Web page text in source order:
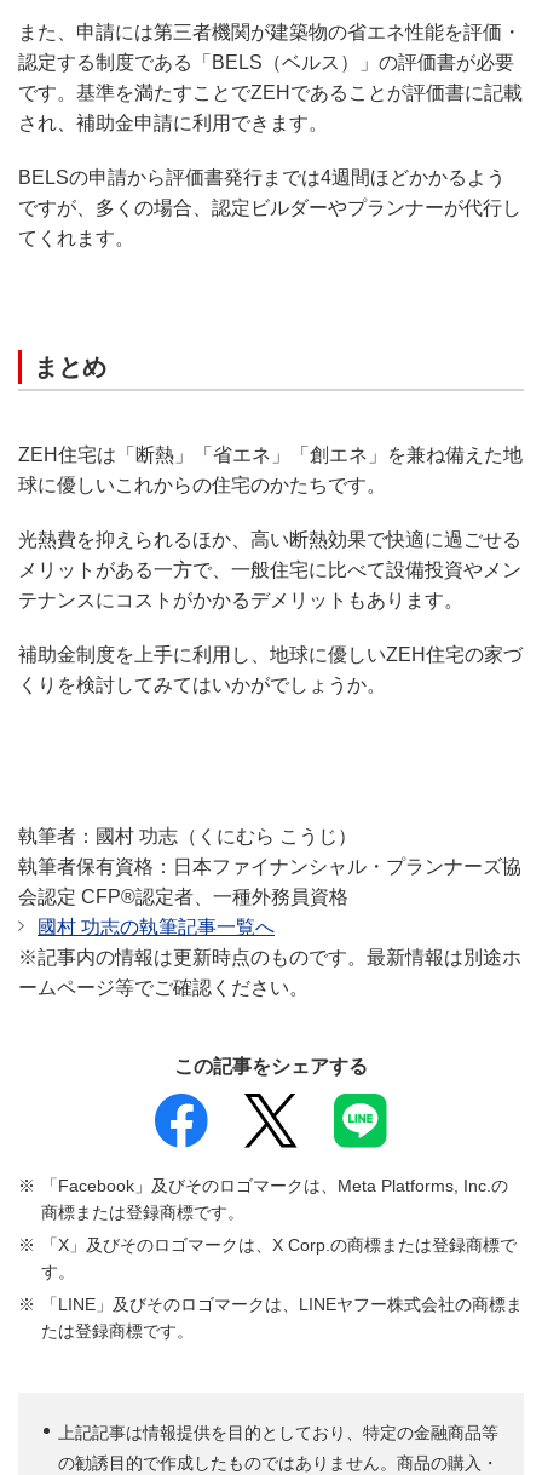
また、申請には第三者機関が建築物の省エネ性能を評価・
認定する制度である「BELS（ベルス）」の評価書が必要
です。基準を満たすことでZEHであることが評価書に記載
され、補助金申請に利用できます。
BELSの申請から評価書発行までは4週間ほどかかるよう
ですが、多くの場合、認定ビルダーやプランナーが代行し
てくれます。
まとめ
ZEH住宅は「断熱」「省エネ」「創エネ」を兼ね備えた地
球に優しいこれからの住宅のかたちです。
光熱費を抑えられるほか、高い断熱効果で快適に過ごせる
メリットがある一方で、一般住宅に比べて設備投資やメン
テナンスにコストがかかるデメリットもあります。
補助金制度を上手に利用し、地球に優しいZEH住宅の家づ
くりを検討してみてはいかがでしょうか。
執筆者：國村 功志（くにむら こうじ）
執筆者保有資格：日本ファイナンシャル・プランナーズ協
会認定 CFP®認定者、一種外務員資格
國村 功志の執筆記事一覧へ
※記事内の情報は更新時点のものです。最新情報は別途ホ
ームページ等でご確認ください。
この記事をシェアする
「Facebook」及びそのロゴマークは、Meta Platforms, Inc.の
商標または登録商標です。
「X」及びそのロゴマークは、X Corp.の商標または登録商標で
す。
「LINE」及びそのロゴマークは、LINEヤフー株式会社の商標ま
たは登録商標です。
上記記事は情報提供を目的としており、特定の金融商品等
の勧誘目的で作成したものではありません。商品の購入・